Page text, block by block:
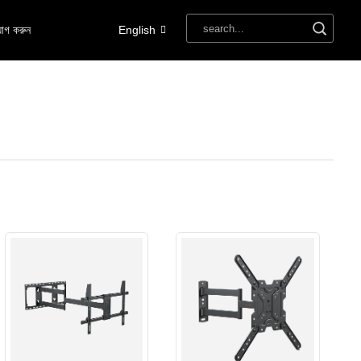
করুন English